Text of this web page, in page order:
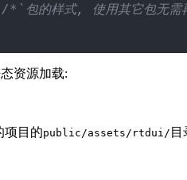
样式, 使用其它包无需
资源加载:
项目的public/assets/rtdui/ 目